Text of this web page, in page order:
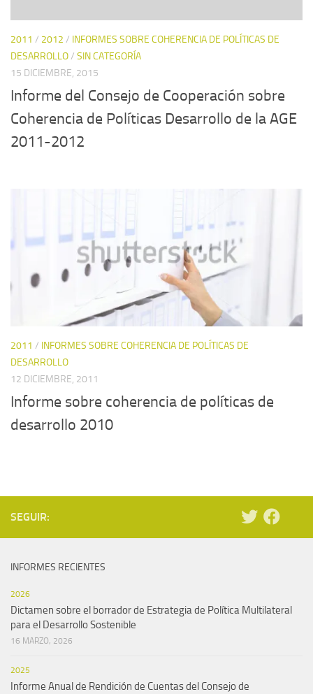
2011 / 2012 / INFORMES SOBRE COHERENCIA DE POLÍTICAS DE
DESARROLLO/ SIN CATEGORÍA
15 DICIEMBRE, 2015
Informe del Consejo de Cooperación sobre
Coherencia de Políticas Desarrollo de la AGE
2011-2012
2011 / INFORMES SOBRE COHERENCIA DE POLÍTICAS DE
DESARROLLO
12 DICIEMBRE, 2011
Informe sobre coherencia de políticas de
desarrollo 2010
SEGUIR:
INFORMES RECIENTES
2026
Dictamen sobre el borrador de Estrategia de Política Multilateral
para el Desarrollo Sostenible
16 MARZO, 2026
2025
Informe Anual de Rendición de Cuentas del Consejo de